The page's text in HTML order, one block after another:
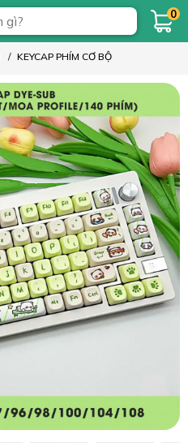
0
KEYCAP PHÍM CƠ BỘ